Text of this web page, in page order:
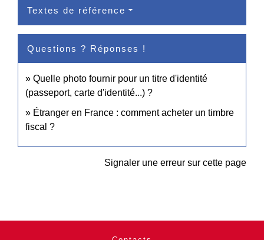
Textes de référence
Questions ? Réponses !
Quelle photo fournir pour un titre d'identité
(passeport, carte d'identité...) ?
Étranger en France : comment acheter un timbre
fiscal ?
Signaler une erreur sur cette page